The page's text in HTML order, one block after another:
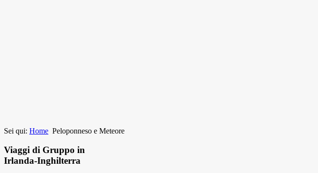
Sei qui: Home Peloponneso e Meteore
Viaggi di Gruppo in
Irlanda-Inghilterra